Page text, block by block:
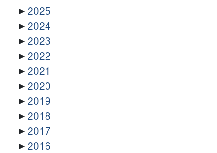
2025
2024
2023
2022
2021
2020
2019
2018
2017
2016